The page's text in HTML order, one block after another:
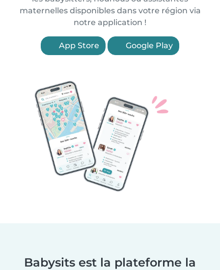
maternelles disponibles dans votre région via
notre application !
App Store Google Play
Babysits est la plateforme la